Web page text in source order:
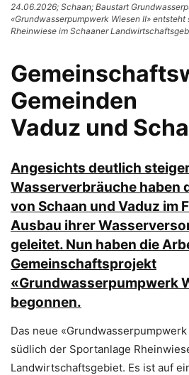
24.06.2026; Schaan; Baustart
«Grundwasserpumpwerk Wiesen II»
Rheinwiese im Schaaner
Gemeinden
Vaduz und
Angesichts deutlich
Wasserverbräuche haben
von Schaan und Vaduz im
Ausbau ihrer
geleitet. Nun haben die
Gemeinschaftsprojekt
«Grundwasserpumpwerk
begonnen.
Das neue
südlich der Sportanlage
Landwirtschaftsgebiet. Es ist auf